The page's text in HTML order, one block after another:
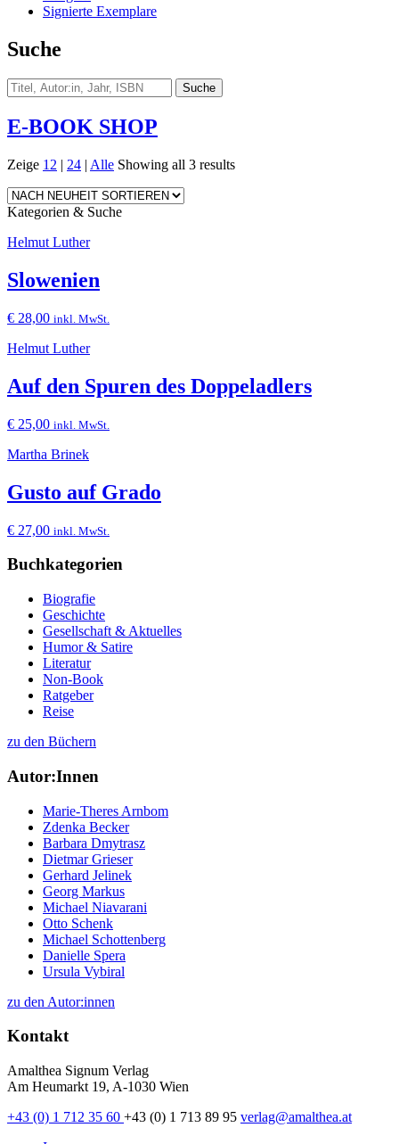
Signierte Exemplare
Suche
E-BOOK SHOP
Zeige 12 | 24 | Alle Showing all 3 results
Kategorien & Suche
Helmut Luther
Slowenien
€ 28,00 inkl. MwSt.
Helmut Luther
Auf den Spuren des Doppeladlers
€ 25,00 inkl. MwSt.
Martha Brinek
Gusto auf Grado
€ 27,00 inkl. MwSt.
Buchkategorien
Biografie
Geschichte
Gesellschaft & Aktuelles
Humor & Satire
Literatur
Non-Book
Ratgeber
Reise
zu den Büchern
Autor:Innen
Marie-Theres Arnbom
Zdenka Becker
Barbara Dmytrasz
Dietmar Grieser
Gerhard Jelinek
Georg Markus
Michael Niavarani
Otto Schenk
Michael Schottenberg
Danielle Spera
Ursula Vybiral
zu den Autor:innen
Kontakt
Amalthea Signum Verlag
Am Heumarkt 19, A-1030 Wien
+43 (0) 1 712 35 60 +43 (0) 1 713 89 95 verlag@amalthea.at